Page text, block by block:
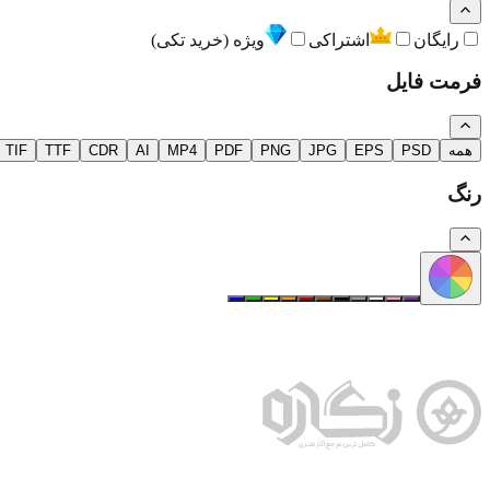
رایگان اشتراکی ویژه (خرید تکی)
فرمت فایل
همه PSD
EPS
JPG
PNG
PDF
MP4
AI
CDR
TTF
TIF
رنگ